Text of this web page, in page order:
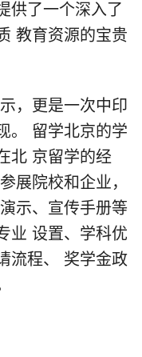
供了一个深入了
教育资源的宝贵
，更是一次中印
。 留学北京的学
北 京留学的经
展院校和企业，
示、宣传手册等
业 设置、学科优
流程、 奖学金政